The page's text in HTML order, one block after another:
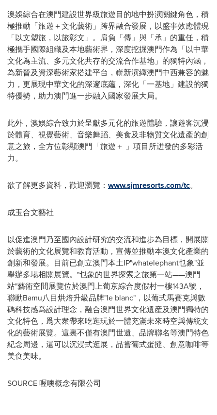
澳娛綜合在澳門建設世界級旅遊目的地中扮演關鍵角色，積
極推動「旅遊＋文化藝術」跨界融合發展，以盛事效應體現
「以文塑旅，以旅彰文」。肩負「傳」與「承」的重任，積
極攜手國際組織及本地藝術界，深度挖掘澳門作為「以中華
文化為主流、多元文化共存的交流合作基地」的獨特內涵，
為新晉及資深藝術家搭建平台，嶄新演繹澳門中西兼容的魅
力，更展現中華文化的深邃底蘊，深化「一基地」建設的獨
特優勢，助力澳門進一步融入國家發展大局。
此外，澳娛綜合致力於呈獻多元化的旅遊體驗，讓遊客沉浸
於體育、視覺藝術、音樂舞蹈、美食及非物質文化遺產的創
意之旅，全方位彰顯澳門「旅遊＋ 」項目所迸發的多彩活
力。
欲了解更多資料，歡迎瀏覽： www.sjmresorts.com/tc。
成玉合文藝社
以促進澳門乃至國內設計研究的交流和進步為目標，開展關
於藝術的文化展覽和教育活動，宣傳並推動本澳文化產業的
創新和發展。目前已創立澳門本土IP"whatelephant乜象"並
舉辦多場相關展覽。"乜象的世界探索之旅第一站——澳門
站"藝術空間展覽位於澳門上葡京綜合度假村一樓143A號，
聯動Bamu八目烘焙升級品牌"le blanc"，以葡式馬賽克與數
碼科技感爲設計理念，融合澳門世界文化遺産及澳門獨特的
文化特色，爲大衆帶來吃逛玩於一體充滿未來時空與傳統文
化的藝術展覽。這裏不僅有澳門世遺、品牌聯名等澳門特色
紀念周邊，還可以沉浸式逛展，品嘗葡式蛋撻、創意咖啡等
美食美味。
SOURCE 喔噢概念有限公司